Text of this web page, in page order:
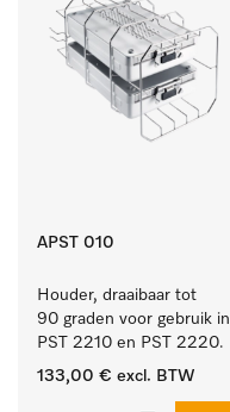
APST 010
Houder, draaibaar tot
90 graden voor gebruik in
PST 2210 en PST 2220.
133,00 € excl. BTW